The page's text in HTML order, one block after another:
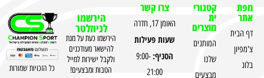
מפת
אתר
דף הבית
צ'מפיון
בלוג
קטגורי
ית
מוצרים
המותגים
שלנו
מבצעים
צרו קשר
האומן 17, חדרה
שעות פעילות
הסניף:9:00-
21:00
הירשמו
לניוזלטר
הירשמו כעת על מנת
להישאר מעודכנים
ולקבל ישירות למייל
הטבות ומבצעים!
כל הזכויות שמורות